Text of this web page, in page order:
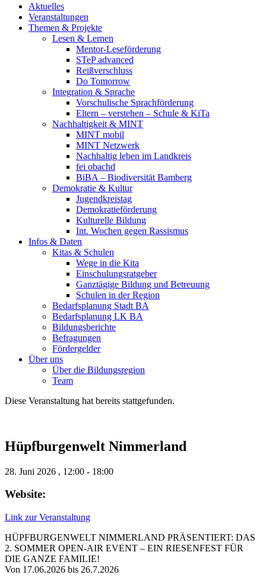
Aktuelles
Veranstaltungen
Themen & Projekte
Lesen & Lernen
Mentor-Leseförderung
STeP advanced
Reißverschluss
Do Tomorrow
Integration & Sprache
Vorschulische Sprachförderung
Eltern – verstehen – Schule & KiTa
Nachhaltigkeit & MINT
MINT mobil
MINT Netzwerk
Nachhaltig leben im Landkreis
fei obachd
BiBA – Biodiversität Bamberg
Demokratie & Kultur
Jugendkreistag
Demokratieförderung
Kulturelle Bildung
Int. Wochen gegen Rassismus
Infos & Daten
Kitas & Schulen
Wege in die Kita
Einschulungsratgeber
Ganztägige Bildung und Betreuung
Schulen in der Region
Bedarfsplanung Stadt BA
Bedarfsplanung LK BA
Bildungsberichte
Befragungen
Förder­gelder
Über uns
Über die Bildungsregion
Team
Diese Veranstaltung hat bereits stattgefunden.
Hüpfburgenwelt Nimmerland
28. Juni 2026 , 12:00 - 18:00
Website:
Link zur Veranstaltung
HÜPFBURGENWELT NIMMERLAND PRÄSENTIERT: DAS
2. SOMMER OPEN-AIR EVENT – EIN RIESENFEST FÜR
DIE GANZE FAMILIE!
Von 17.06.2026 bis 26.7.2026